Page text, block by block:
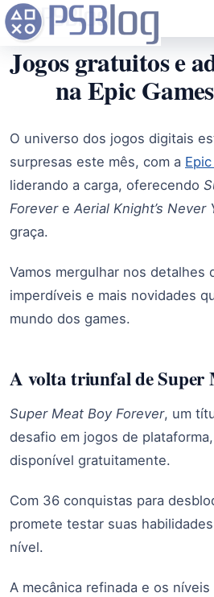
Jogos gratuitos e
na Epic
O universo dos jogos digitais
surpresas este mês, com a
liderando a carga, oferecendo
Forevere Aerial Knight’s Never
graça.
Vamos mergulhar nos detalhes
imperdíveis e mais novidades
mundo dos games.
A volta triunfal de Super
Super Meat Boy Forever, um
desafio em jogos de
disponível gratuitamente.
Com 36 conquistas para
promete testar suas
nível.
A mecânica refinada e os